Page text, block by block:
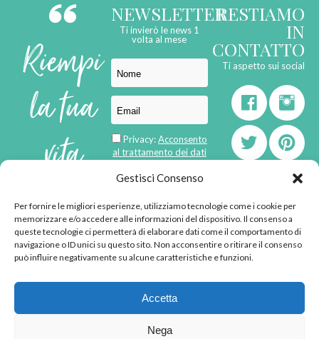
Gestisci Consenso
Per fornire le migliori esperienze, utilizziamo tecnologie come i cookie per
memorizzare e/o accedere alle informazioni del dispositivo. Il consenso a
queste tecnologie ci permetterà di elaborare dati come il comportamento di
navigazione o ID unici su questo sito. Non acconsentire o ritirare il consenso
può influire negativamente su alcune caratteristiche e funzioni.
Accetta
Nega
Riempi
la tua
vita
di
emozioni
NEWSLETTER
Ti invierò le news 1
volta al mese
Privacy:Acconsento
al trattamento dei dati
RESTIAMO
IN
CONTATTO
Ti aspetto sui social
born inMaMaStudiOs